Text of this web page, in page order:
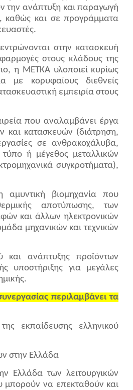
την ανάπτυξη και παραγωγή
καθώς και σε προγράμματα
στην κατασκευή
στους κλάδους της
η METKA υλοποιεί κυρίως
με κορυφαίους διεθνείς
εμπειρία στους
που αναλαμβάνει έργα
και κατασκευών (διάτρηση,
σε ανθρακοχάλυβα,
ή μέγεθος μεταλλικών
συγκροτήματα),
αμυντική βιομηχανία που
αποτύπωσης, των
και άλλων ηλεκτρονικών
μηχανικών και τεχνικών
και ανάπτυξης προϊόντων
υποστήριξης για μεγάλες
περιλαμβάνει τα
εκπαίδευσης ελληνικού
στην Ελλάδα
Ελλάδα των λειτουργικών
μπορούν να επεκταθούν και